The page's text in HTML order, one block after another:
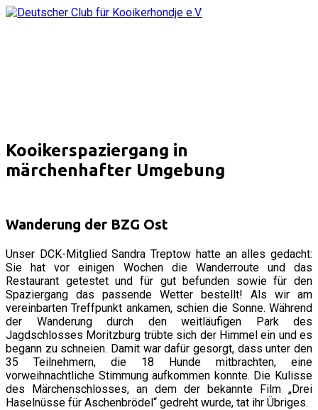
Kooikerspaziergang in
märchenhafter Umgebung
Wanderung der BZG Ost
Unser DCK-Mitglied Sandra Treptow hatte an alles gedacht:
Sie hat vor einigen Wochen die Wanderroute und das
Restaurant getestet und für gut befunden sowie für den
Spaziergang das passende Wetter bestellt! Als wir am
vereinbarten Treffpunkt ankamen, schien die Sonne. Während
der Wanderung durch den weitläufigen Park des
Jagdschlosses Moritzburg trübte sich der Himmel ein und es
begann zu schneien. Damit war dafür gesorgt, dass unter den
35 Teilnehmern, die 18 Hunde mitbrachten, eine
vorweihnachtliche Stimmung aufkommen konnte. Die Kulisse
des Märchenschlosses, an dem der bekannte Film „Drei
Haselnüsse für Aschenbrödel“ gedreht wurde, tat ihr Übriges.